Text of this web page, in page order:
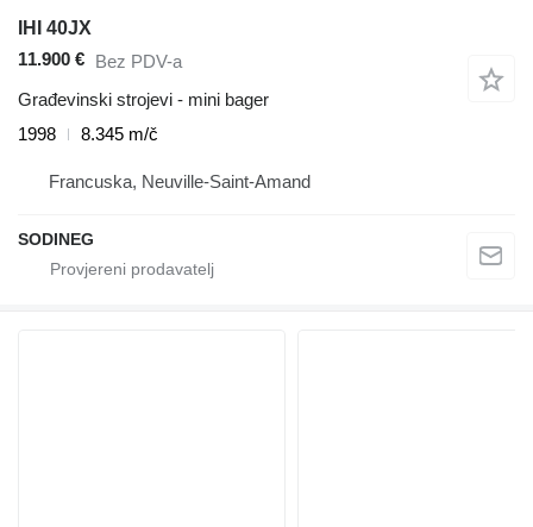
IHI 40JX
11.900 € Bez PDV-a
Građevinski strojevi - mini bager
1998
8.345 m/č
Francuska, Neuville-Saint-Amand
SODINEG